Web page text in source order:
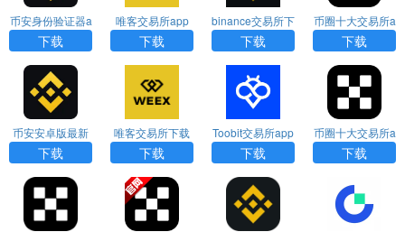
币安身份验证器a
pp下载
下载
唯客交易所app
下载
下载
binance交易所下
载
下载
币圈十大交易所a
pp下载2026新版
下载
币安安卓版最新
版
下载
唯客交易所下载
官网app
下载
Toobit交易所app
最新版下载
下载
币圈十大交易所a
pp下载
下载